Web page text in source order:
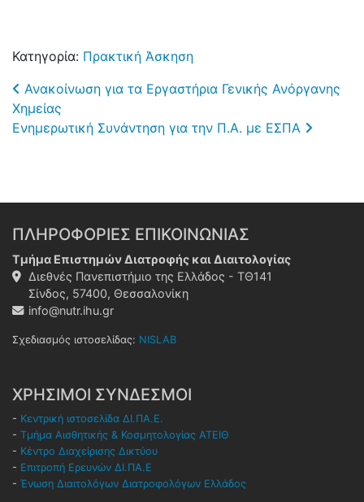
Κατηγορία: Πρακτική Άσκηση
Post navigation
Ανακοίνωση για τα Εργαστήρια Γενικής Ανόργανης
Χημείας
Ενημερωτική Συνάντηση για την Π.Α. με ΕΣΠΑ
ΠΛΗΡΟΦΟΡΙΕΣ ΕΠΙΚΟΙΝΩΝΙΑΣ
Τμήμα Επιστημών Διατροφής και Διαιτολογίας
Διεθνές Πανεπιστήμιο της Ελλάδος - ΤΘ141
Σίνδος, 57400, Θεσσαλονίκη
info@nutr.ihu.gr
Σχεδιασμός ιστοσελίδας: NISLAB
ΧΡΗΣΙΜΟΙ ΣΥΝΔΕΣΜΟΙ
- Κεντρική ιστοσελίδα ΔΙ.ΠΑ.Ε.
- Τμήμα Αισθητικής & Κοσμητολογίας ΑΤΕΙΘ
- Κέντρο Διαχείρισης Δικτύου
- Επιτροπή Ερευνών ΔΙ.ΠΑ.Ε
- Ένωση Διαιτολόγων Διατροφολόγων Ελλάδος